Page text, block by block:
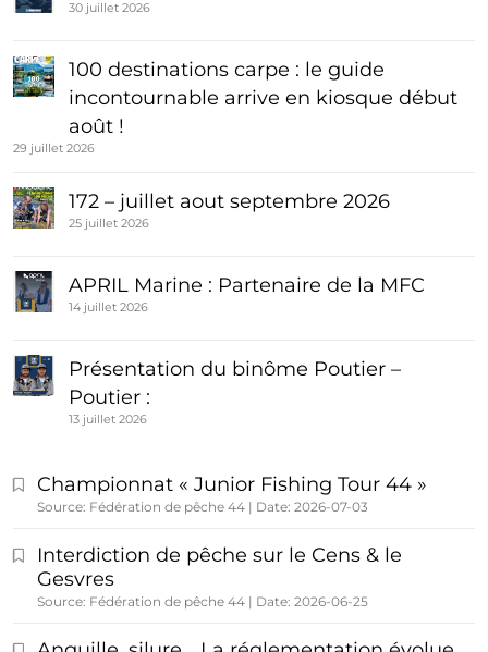
30 juillet 2026
100 destinations carpe : le guide
incontournable arrive en kiosque début
août !
29 juillet 2026
172 – juillet aout septembre 2026
25 juillet 2026
APRIL Marine : Partenaire de la MFC
14 juillet 2026
Présentation du binôme Poutier –
Poutier :
13 juillet 2026
Championnat « Junior Fishing Tour 44 »
Source: Fédération de pêche 44 Date: 2026-07-03
Interdiction de pêche sur le Cens & le
Gesvres
Source: Fédération de pêche 44 Date: 2026-06-25